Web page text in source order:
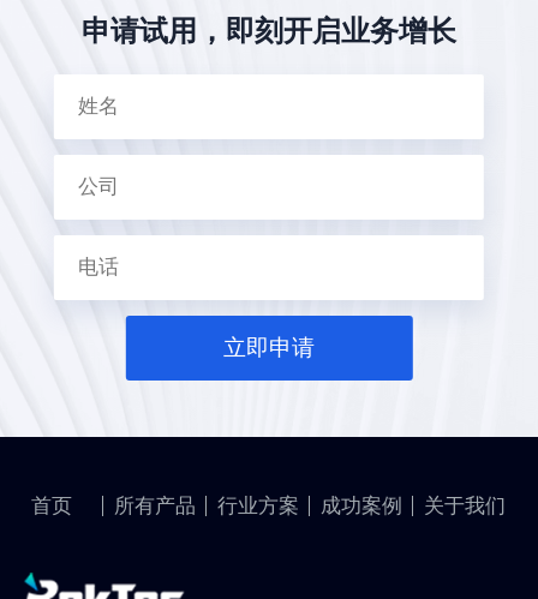
申请试用，即刻开启业务增长
立即申请
首页 所有产品 行业方案 成功案例 关于我们